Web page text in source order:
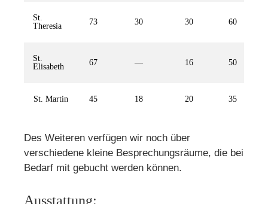
St.
Theresia
73 30 30 60
St.
Elisabeth
67 — 16 50
St. Martin 45 18 20 35
Des Weiteren verfügen wir noch über
verschiedene kleine Besprechungsräume, die bei
Bedarf mit gebucht werden können.
Ausstattung: